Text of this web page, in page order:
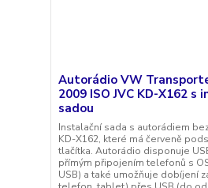
Autorádio VW
2009 ISO JVC KD-X162 s
sadou
Instalační sada s autorádiem
KD-X162, které má červeně
tlačítka. Autorádio disponuje
přímým připojením telefonů s
USB) a také umožňuje dobíjení